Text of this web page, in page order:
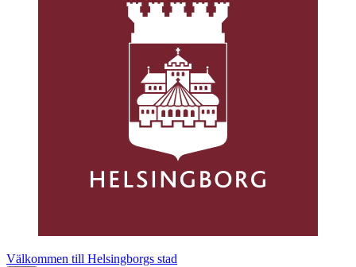
Välkommen till Helsingborgs stad